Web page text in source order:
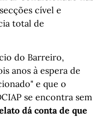
cível e
total de
do Barreiro,
anos à espera de
e que o
se encontra sem
dá conta de que